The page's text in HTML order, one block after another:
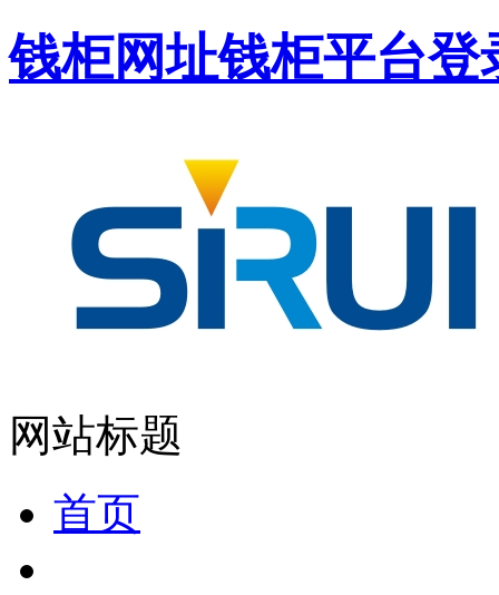
钱柜网址钱柜平台
网站标题
首页